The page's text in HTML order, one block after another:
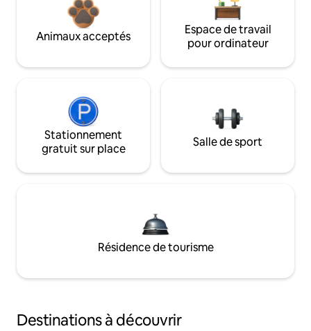
Animaux acceptés
Espace de travail
pour ordinateur
Stationnement
gratuit sur place
Salle de sport
Résidence de tourisme
Destinations à découvrir